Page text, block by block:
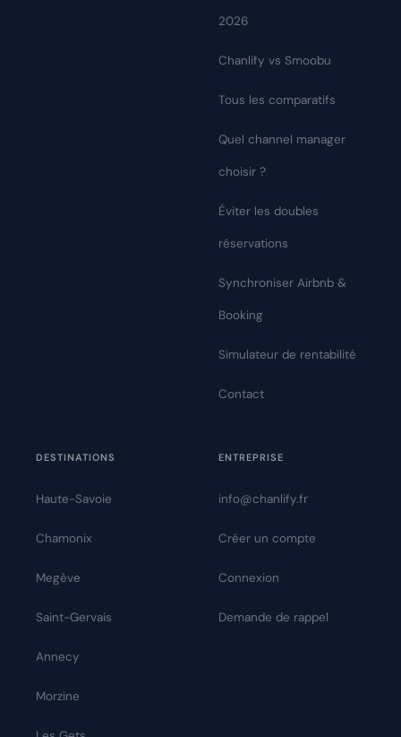
2026
Chanlify vs Smoobu
Tous les comparatifs
Quel channel manager
choisir ?
Éviter les doubles
réservations
Synchroniser Airbnb &
Booking
Simulateur de rentabilité
Contact
DESTINATIONS
Haute-Savoie
Chamonix
Megève
Saint-Gervais
Annecy
Morzine
ENTREPRISE
info@chanlify.fr
Créer un compte
Connexion
Demande de rappel